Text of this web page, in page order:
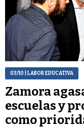
03/10 | LABOR EDUCATIVA
Zamora
escuelas y
como